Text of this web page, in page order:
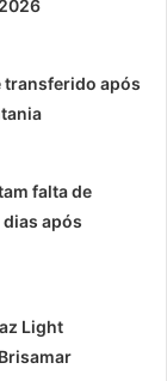
transferido após
falta de
após
Light